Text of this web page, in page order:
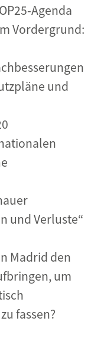
Agenda
Vordergrund:
und
und Verluste“
Madrid den
um
fassen?